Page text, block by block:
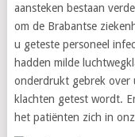
aansteken bestaan
om de Brabantse
u geteste personeel
hadden milde
onderdrukt gebrek over
klachten getest wordt.
het patiënten zich in